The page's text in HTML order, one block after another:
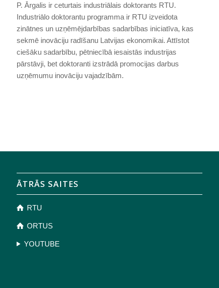
P. Ārgalis ir ceturtais industriālais doktorants RTU.
Industriālo doktorantu programma ir RTU izveidota
zinātnes un uzņēmējdarbības sadarbības iniciatīva, kas
sekmē inovāciju radīšanu Latvijas ekonomikai. Attīstot
ciešāku sadarbību, pētniecībā iesaistās industrijas
pārstāvji, bet doktoranti izstrādā promocijas darbus
uzņēmumu inovāciju vajadzībām.
ĀTRĀS SAITES
RTU
ORTUS
YOUTUBE